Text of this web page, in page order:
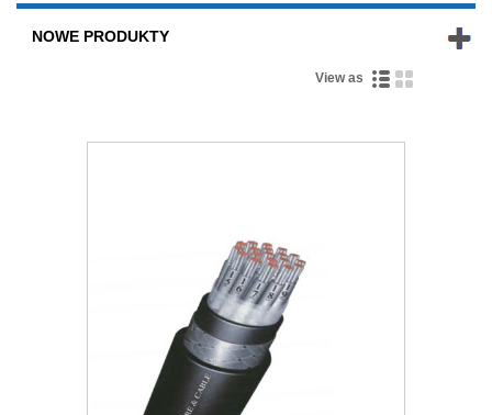
NOWE PRODUKTY
View as